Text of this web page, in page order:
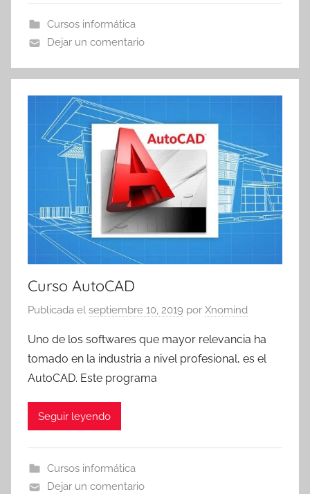
Cursos informática
Dejar un comentario
Curso AutoCAD
Publicada el septiembre 10, 2019 por Xnomind
Uno de los softwares que mayor relevancia ha
tomado en la industria a nivel profesional, es el
AutoCAD. Este programa
Seguir leyendo
Cursos informática
Dejar un comentario